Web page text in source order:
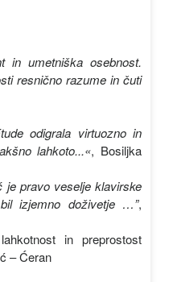
in umetniška osebnost.
resnično razume in čuti
odigrala virtuozno in
lahkoto...«, Bosiljka
je pravo veselje klavirske
izjemno doživetje …”,
in preprostost
– Ćeran